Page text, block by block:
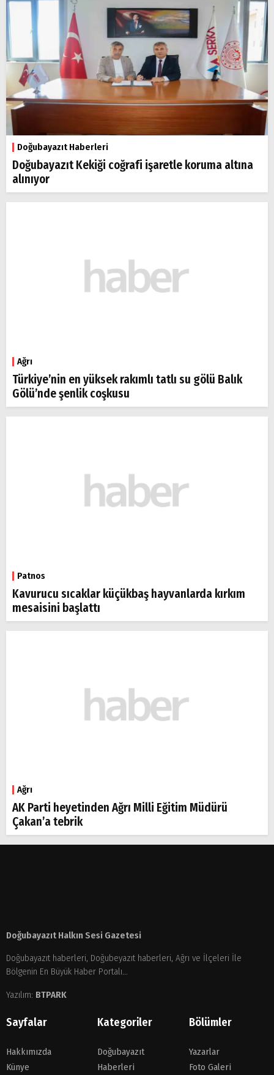
Doğubayazıt Haberleri
Doğubayazıt Kekiği coğrafi işaretle koruma altına
alınıyor
Ağrı
Türkiye’nin en yüksek rakımlı tatlı su gölü Balık
Gölü’nde şenlik coşkusu
Patnos
Kavurucu sıcaklar küçükbaş hayvanlarda kırkım
mesaisini başlattı
Ağrı
AK Parti heyetinden Ağrı Milli Eğitim Müdürü
Çakan’a tebrik
Doğubayazıt Halkın Sesi Gazetesi
Doğubayazıt haberleri, Doğubeyazıt haberleri, Ağrı ve İlçeleri İle
Bölgenin En Büyük Haber Portalı...
Yazılım: BTPARK
Sayfalar
Hakkımızda
Künye
Kategoriler
Doğubayazıt
Haberleri
Bölümler
Yazarlar
Foto Galeri